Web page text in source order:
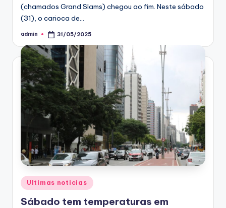
(chamados Grand Slams) chegou ao fim. Neste sábado
(31), o carioca de…
Posted
admin 31/05/2025
Posted
in
Ultimas noticias
Sábado tem temperaturas em